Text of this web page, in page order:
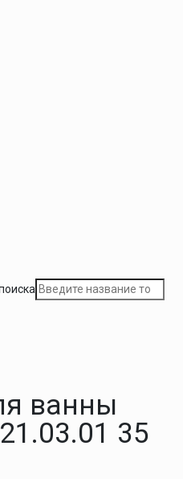
ванны
35